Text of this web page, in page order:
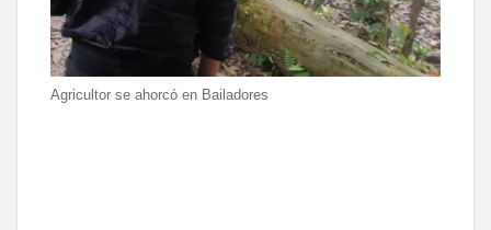
Agricultor se ahorcó en Bailadores